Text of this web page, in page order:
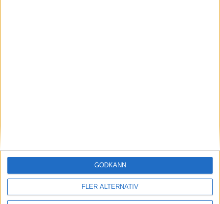
FLER ALTERNATIV
GODKÄNN
4 mar 2026
» Alla artiklar